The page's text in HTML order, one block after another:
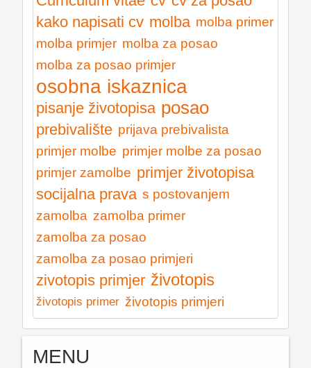
kako napisati cv molba molba primer
molba primjer molba za posao
molba za posao primjer
osobna iskaznica
pisanje životopisa posao
prebivalište prijava prebivalista
primjer molbe primjer molbe za posao
primjer zamolbe primjer životopisa
socijalna prava s postovanjem
zamolba zamolba primer
zamolba za posao
zamolba za posao primjeri
zivotopis primjer životopis
životopis primer životopis primjeri
MENU